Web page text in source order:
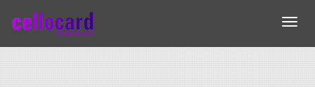
תפריט